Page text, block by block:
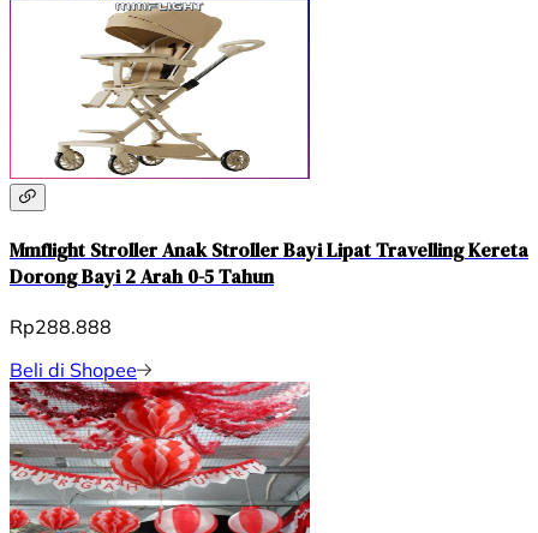
Mmflight Stroller Anak Stroller Bayi Lipat Travelling Kereta
Dorong Bayi 2 Arah 0-5 Tahun
Rp288.888
Beli di Shopee